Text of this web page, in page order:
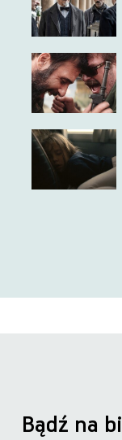
Bądź na